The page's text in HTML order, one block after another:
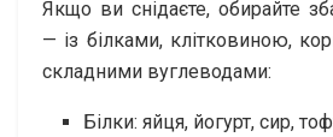
Якщо ви снідаєте, обирайте
— із білками, клітковиною,
складними вуглеводами:
Білки: яйця, йогурт, сир,